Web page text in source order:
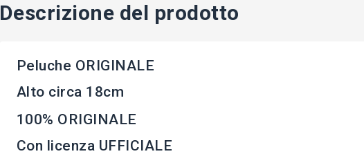
Descrizione del prodotto
Peluche ORIGINALE
Alto circa 18cm
100% ORIGINALE
Con licenza UFFICIALE